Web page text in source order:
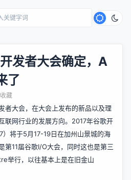
发者大会确定，A
了
收藏
者大会，在大会上发布的新品以及理
联网行业的发展方向。2017年谷歌开
将于5月17-19日在加州山景城的海
第11届谷歌I/O大会，同时这也是第三
举行，以往基本上是在旧金山